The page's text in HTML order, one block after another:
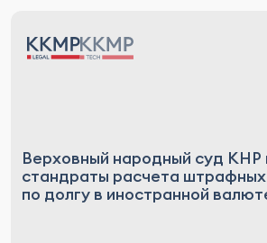
Верховный народный суд КНР
стандраты расчета
по долгу в иностранной